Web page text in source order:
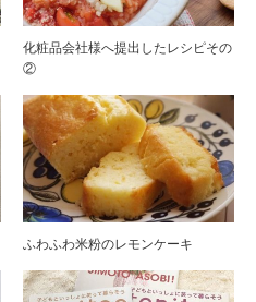
化粧品会社様へ提出したレシピその
②
ふわふわ米粉のレモンケーキ